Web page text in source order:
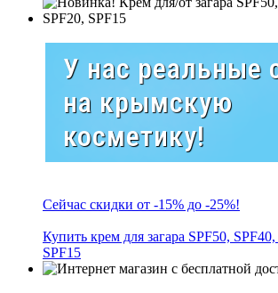
У нас реальные
на крымскую
косметику!
Сейчас скидки от -15% до -25%!
Купить крем для загара SPF50,
SPF15